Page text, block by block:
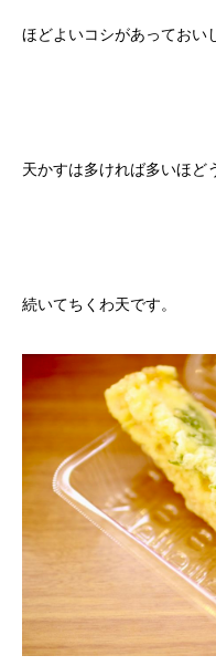
ほどよいコシがあっておい
天かすは多ければ多いほど
続いてちくわ天です。